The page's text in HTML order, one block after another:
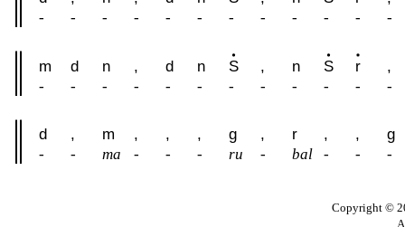
- - - - - - - - - - - -
m d n , d n S , n S r ,
- - - - - - - - - - - -
d , m , , , g , r , , g
- - ma - - - ru - bal - - -
Copyright ©